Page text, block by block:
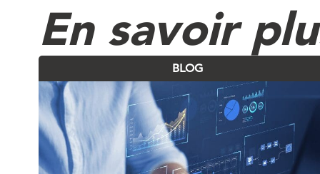
En savoir
BLOG